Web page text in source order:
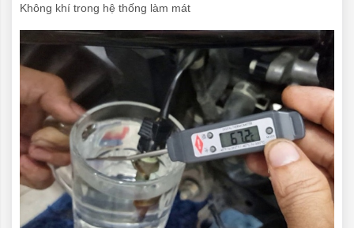
Không khí trong hệ thống làm mát